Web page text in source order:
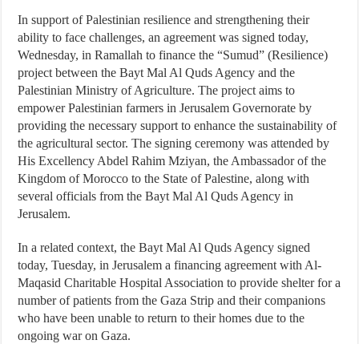
In support of Palestinian resilience and strengthening their
ability to face challenges, an agreement was signed today,
Wednesday, in Ramallah to finance the “Sumud” (Resilience)
project between the Bayt Mal Al Quds Agency and the
Palestinian Ministry of Agriculture. The project aims to
empower Palestinian farmers in Jerusalem Governorate by
providing the necessary support to enhance the sustainability of
the agricultural sector. The signing ceremony was attended by
His Excellency Abdel Rahim Mziyan, the Ambassador of the
Kingdom of Morocco to the State of Palestine, along with
several officials from the Bayt Mal Al Quds Agency in
Jerusalem.
In a related context, the Bayt Mal Al Quds Agency signed
today, Tuesday, in Jerusalem a financing agreement with Al-
Maqasid Charitable Hospital Association to provide shelter for a
number of patients from the Gaza Strip and their companions
who have been unable to return to their homes due to the
ongoing war on Gaza.